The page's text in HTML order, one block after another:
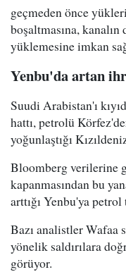
geçmeden önce
boşaltmasına,
yüklemesine imkan
Yenbu'da artan
Suudi Arabistan'ı
hattı, petrolü
yoğunlaştığı
Bloomberg verilerine
kapanmasından bu
arttığı Yenbu'ya
Bazı analistler Wafaa
yönelik saldırılara
görüyor.